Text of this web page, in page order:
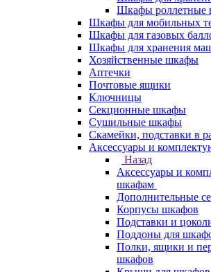
Шкафы роллетные
Шкафы для мобильных
Шкафы для газовых
Шкафы для хранения
Хозяйственные шкафы
Аптечки
Почтовые ящики
Ключницы
Секционные шкафы
Сушильные шкафы
Скамейки, подставки в
Аксессуары и
Назад
Аксессуары и
шкафам
Дополнительные
Корпусы шкафов
Подставки и
Поддоны для
Полки, ящики и
шкафов